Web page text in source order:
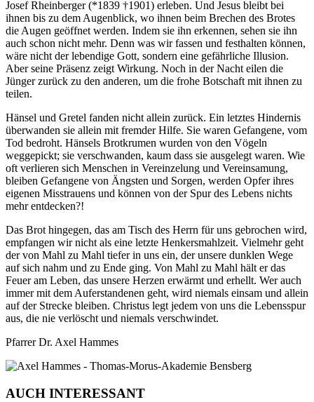
Josef Rheinberger (*1839 †1901) erleben. Und Jesus bleibt bei
ihnen bis zu dem Augenblick, wo ihnen beim Brechen des Brotes
die Augen geöffnet werden. Indem sie ihn erkennen, sehen sie ihn
auch schon nicht mehr. Denn was wir fassen und festhalten können,
wäre nicht der lebendige Gott, sondern eine gefährliche Illusion.
Aber seine Präsenz zeigt Wirkung. Noch in der Nacht eilen die
Jünger zurück zu den anderen, um die frohe Botschaft mit ihnen zu
teilen.
Hänsel und Gretel fanden nicht allein zurück. Ein letztes Hindernis
überwanden sie allein mit fremder Hilfe. Sie waren Gefangene, vom
Tod bedroht. Hänsels Brotkrumen wurden von den Vögeln
weggepickt; sie verschwanden, kaum dass sie ausgelegt waren. Wie
oft verlieren sich Menschen in Vereinzelung und Vereinsamung,
bleiben Gefangene von Ängsten und Sorgen, werden Opfer ihres
eigenen Misstrauens und können von der Spur des Lebens nichts
mehr entdecken?!
Das Brot hingegen, das am Tisch des Herrn für uns gebrochen wird,
empfangen wir nicht als eine letzte Henkersmahlzeit. Vielmehr geht
der von Mahl zu Mahl tiefer in uns ein, der unsere dunklen Wege
auf sich nahm und zu Ende ging. Von Mahl zu Mahl hält er das
Feuer am Leben, das unsere Herzen erwärmt und erhellt. Wer auch
immer mit dem Auferstandenen geht, wird niemals einsam und allein
auf der Strecke bleiben. Christus legt jedem von uns die Lebensspur
aus, die nie verlöscht und niemals verschwindet.
Pfarrer Dr. Axel Hammes
AUCH INTERESSANT